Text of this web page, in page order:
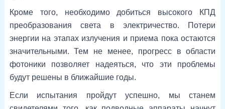
Кроме того, необходимо добиться высокого КПД
преобразования света в электричество. Потери
энергии на этапах излучения и приема пока остаются
значительными. Тем не менее, прогресс в области
фотоники позволяет надеяться, что эти проблемы
будут решены в ближайшие годы.
Если испытания пройдут успешно, мы станем